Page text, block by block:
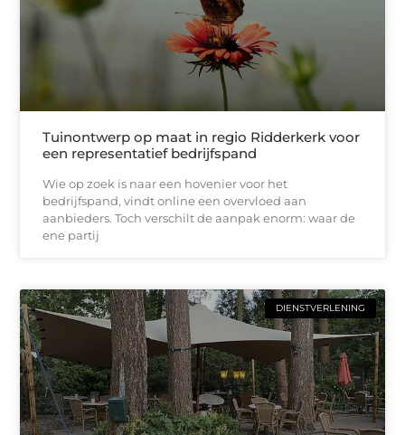
Tuinontwerp op maat in regio Ridderkerk voor
een representatief bedrijfspand
Wie op zoek is naar een hovenier voor het
bedrijfspand, vindt online een overvloed aan
aanbieders. Toch verschilt de aanpak enorm: waar de
ene partij
DIENSTVERLENING